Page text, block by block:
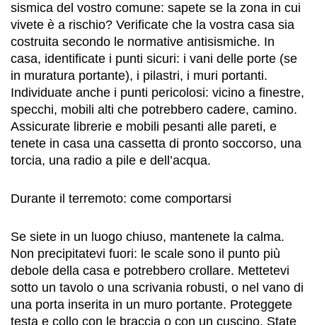
sismica del vostro comune: sapete se la zona in cui
vivete è a rischio? Verificate che la vostra casa sia
costruita secondo le normative antisismiche. In
casa, identificate i punti sicuri: i vani delle porte (se
in muratura portante), i pilastri, i muri portanti.
Individuate anche i punti pericolosi: vicino a finestre,
specchi, mobili alti che potrebbero cadere, camino.
Assicurate librerie e mobili pesanti alle pareti, e
tenete in casa una cassetta di pronto soccorso, una
torcia, una radio a pile e dell’acqua.
Durante il terremoto: come comportarsi
Se siete in un luogo chiuso, mantenete la calma.
Non precipitatevi fuori: le scale sono il punto più
debole della casa e potrebbero crollare. Mettetevi
sotto un tavolo o una scrivania robusti, o nel vano di
una porta inserita in un muro portante. Proteggete
testa e collo con le braccia o con un cuscino. State